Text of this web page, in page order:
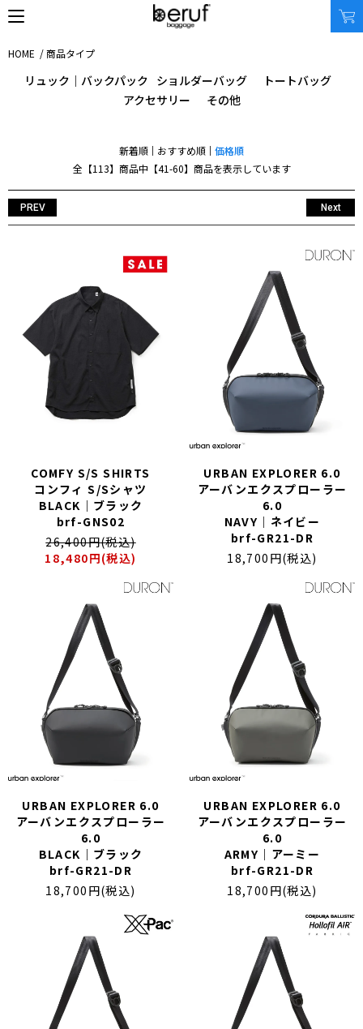
オンラインストア
商品タイプ
リュック｜バックパック
ショルダーバッグ
トートバッグ
使用シーン
ビジネス｜通勤
トラベル
収納サイズ
XS｜5リッター以下
S｜10リッター以下
M｜20リッター以下
L｜25リッター以下
XL｜26リッター以上
タブレット｜11インチ相当
ノートPC｜14インチ相当
ノートPC｜16インチ相当
¥10,000 - ¥19,999
¥20,000 - ¥29,999
¥30,000 - ¥39,999
¥40,000 - ¥49,999
¥50,000 - ¥99,999
¥100,000 -
ブランドストーリー
STORY
ジャーナル
取扱店舗
アフターケア
メンバーシップ
FAQ｜よくある質問
INTERNATIONAL SHIPPING
新規会員登録
ログイン
特定商取引法に基づく表記
プライバシーポリシー
Instagram
HOME /商品タイプ
リュック｜バックパック ショルダーバッグ
トートバッグ
アクセサリー
その他
新着順 おすすめ順 価格順
PREV Next
全【113】商品中【41-60】商品を表示しています
COMFY S/S SHIRTS
コンフィ S/Sシャツ
BLACK｜ブラック
brf-GNS02
26,400円(税込)
18,480円(税込)
URBAN EXPLORER 6.0
アーバンエクスプローラー
6.0
NAVY｜ネイビー
brf-GR21-DR
18,700円(税込)
URBAN EXPLORER 6.0
アーバンエクスプローラー
6.0
BLACK｜ブラック
brf-GR21-DR
18,700円(税込)
URBAN EXPLORER 6.0
アーバンエクスプローラー
6.0
ARMY｜アーミー
brf-GR21-DR
18,700円(税込)